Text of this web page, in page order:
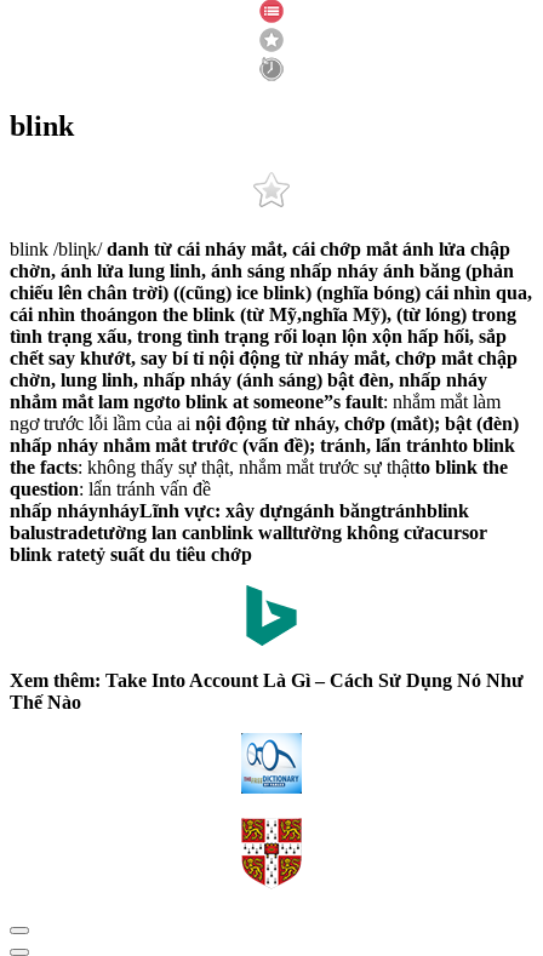
blink
blink /bliɳk/danh từ cái nháy mắt, cái chớp mắt ánh lửa chập
chờn, ánh lửa lung linh, ánh sáng nhấp nháy ánh băng (phản
chiếu lên chân trời) ((cũng) ice blink) (nghĩa bóng) cái nhìn qua,
cái nhìn thoángon the blink (từ Mỹ,nghĩa Mỹ), (từ lóng) trong
tình trạng xấu, trong tình trạng rối loạn lộn xộn hấp hối, sắp
chết say khướt, say bí tỉ nội động từ nháy mắt, chớp mắt chập
chờn, lung linh, nhấp nháy (ánh sáng) bật đèn, nhấp nháy
nhắm mắt lam ngơto blink at someone”s fault: nhắm mắt làm
ngơ trước lỗi lầm của ai nội động từ nháy, chớp (mắt); bật (đèn)
nhấp nháy nhắm mắt trước (vấn đề); tránh, lẩn tránhto blink
the facts: không thấy sự thật, nhắm mắt trước sự thậtto blink the
question: lẩn tránh vấn đề
nhấp nháynháyLĩnh vực: xây dựngánh băngtránhblink
balustradetường lan canblink walltường không cửacursor
blink ratetỷ suất du tiêu chớp
Xem thêm: Take Into Account Là Gì – Cách Sử Dụng Nó Như
Thế Nào